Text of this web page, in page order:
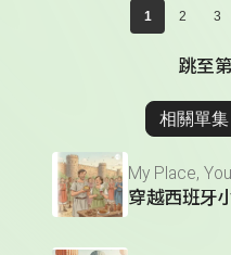
1 2 3
跳至第
相關單集
My Place,